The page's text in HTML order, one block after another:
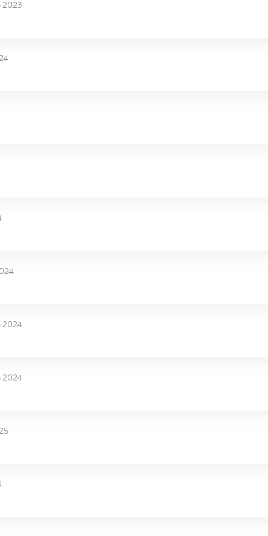
2023
2024
2024